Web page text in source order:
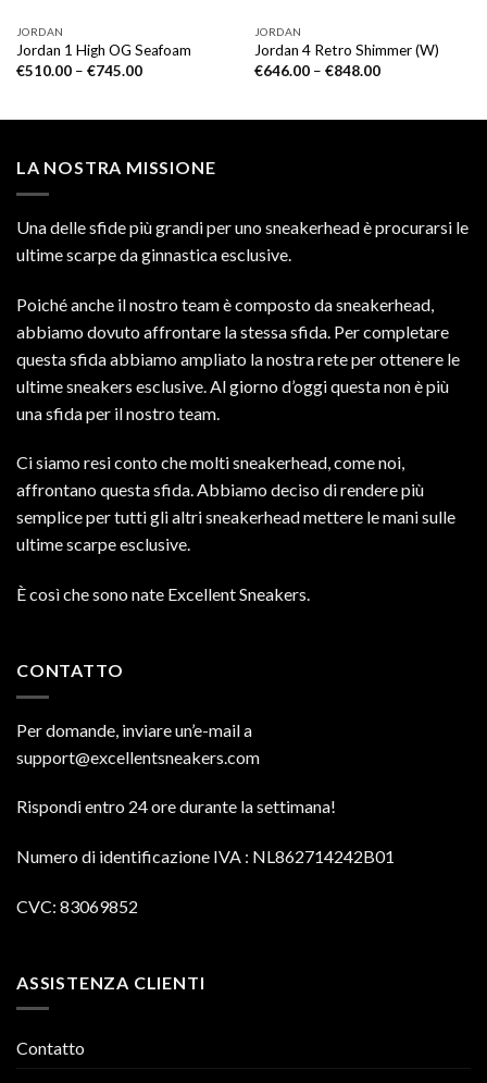
JORDAN
Jordan 1 High OG Seafoam
€510.00– €745.00
JORDAN
Jordan 4 Retro Shimmer (W)
€646.00– €848.00
LA NOSTRA MISSIONE
Una delle sfide più grandi per uno sneakerhead è procurarsi le
ultime scarpe da ginnastica esclusive.
Poiché anche il nostro team è composto da sneakerhead,
abbiamo dovuto affrontare la stessa sfida. Per completare
questa sfida abbiamo ampliato la nostra rete per ottenere le
ultime sneakers esclusive. Al giorno d’oggi questa non è più
una sfida per il nostro team.
Ci siamo resi conto che molti sneakerhead, come noi,
affrontano questa sfida. Abbiamo deciso di rendere più
semplice per tutti gli altri sneakerhead mettere le mani sulle
ultime scarpe esclusive.
È così che sono nate Excellent Sneakers.
CONTATTO
Per domande, inviare un’e-mail a
support@excellentsneakers.com
Rispondi entro 24 ore durante la settimana!
Numero di identificazione IVA : NL862714242B01
CVC: 83069852
ASSISTENZA CLIENTI
Contatto